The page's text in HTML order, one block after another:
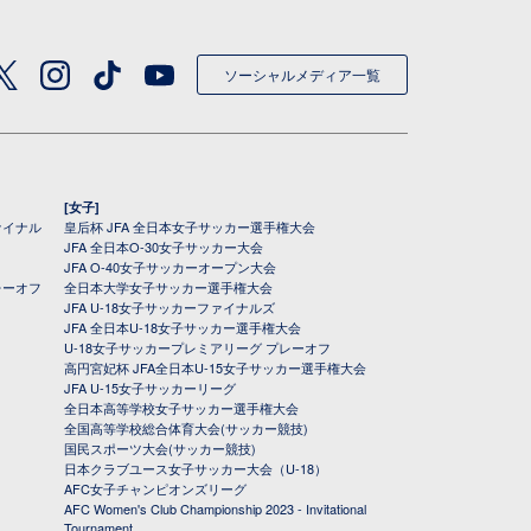
ソーシャルメディア一覧
ナル
オフ
[女子]
皇后杯 JFA 全日本女子サッカー選手権大会
JFA 全日本O-30女子サッカー大会
JFA O-40女子サッカーオープン大会
全日本大学女子サッカー選手権大会
JFA U-18女子サッカーファイナルズ
JFA 全日本U-18女子サッカー選手権大会
U-18女子サッカープレミアリーグ プレーオフ
高円宮妃杯 JFA全日本U-15女子サッカー選手権大会
JFA U-15女子サッカーリーグ
全日本高等学校女子サッカー選手権大会
全国高等学校総合体育大会(サッカー競技)
国民スポーツ大会(サッカー競技)
日本クラブユース女子サッカー大会（U-18）
AFC女子チャンピオンズリーグ
AFC Women's Club Championship 2023 - Invitational